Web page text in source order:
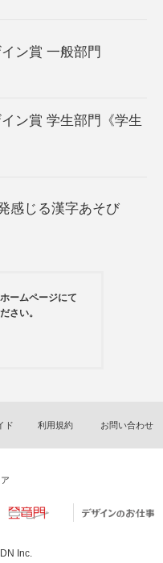
ン賞 一般部門
ン賞 学生部門《学生
感じる漢字あそび
ームページにて
さい。
ド 利用規約 お問い合わせ
Inc.